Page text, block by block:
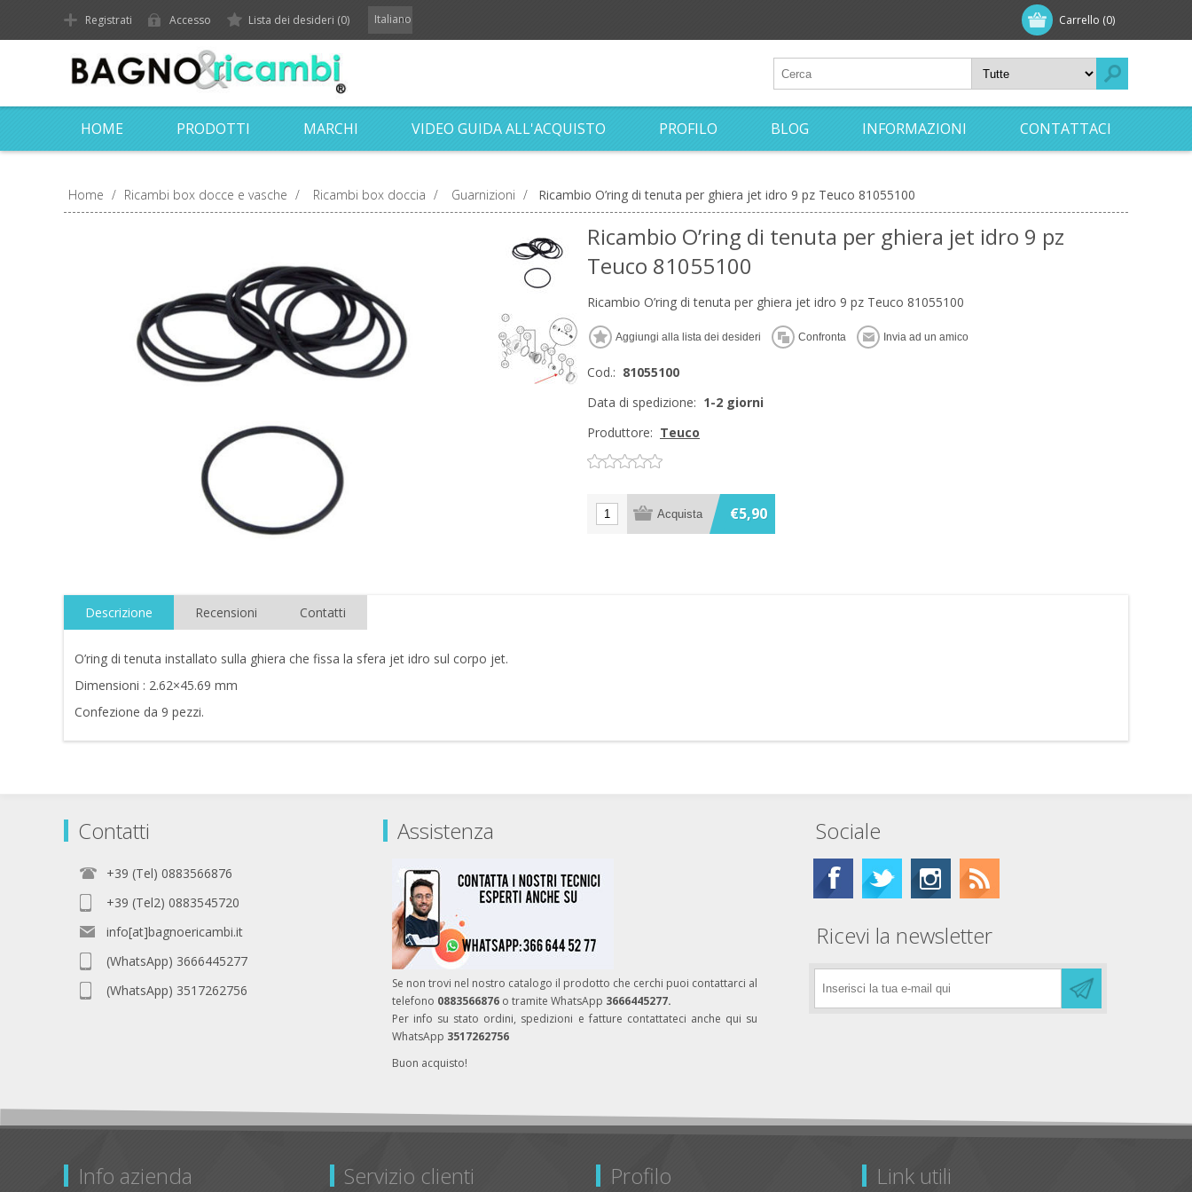
Carrello (0)
Registrati Accesso Lista dei desideri (0) Italiano
HOME PRODOTTI MARCHI VIDEO GUIDA ALL'ACQUISTO PROFILO BLOG INFORMAZIONI CONTATTACI
Home / Ricambi box docce e vasche / Ricambi box doccia / Guarnizioni / Ricambio O’ring di tenuta per ghiera jet idro 9 pz Teuco 81055100
Ricambio O’ring di tenuta per ghiera jet idro 9 pz
Teuco 81055100
Ricambio O’ring di tenuta per ghiera jet idro 9 pz Teuco 81055100
Cod.: 81055100
Data di spedizione: 1-2 giorni
Produttore: Teuco
€5,90
Descrizione Recensioni Contatti
O’ring di tenuta installato sulla ghiera che fissa la sfera jet idro sul corpo jet.
Dimensioni : 2.62×45.69 mm
Confezione da 9 pezzi.
Contatti
+39 (Tel) 0883566876
+39 (Tel2) 0883545720
info[at]bagnoericambi.it
(WhatsApp) 3666445277
(WhatsApp) 3517262756
Assistenza
Se non trovi nel nostro catalogo il prodotto che cerchi puoi contattarci al
telefono 0883566876 o tramite WhatsApp 3666445277.
Per info su stato ordini, spedizioni e fatture contattateci anche qui su
WhatsApp 3517262756
Buon acquisto!
Sociale
Ricevi la newsletter
Info azienda Servizio clienti Profilo Link utili